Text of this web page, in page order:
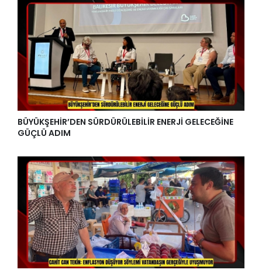
BÜYÜKŞEHİR’DEN SÜRDÜRÜLEBİLİR ENERJİ GELECEĞİNE
GÜÇLÜ ADIM